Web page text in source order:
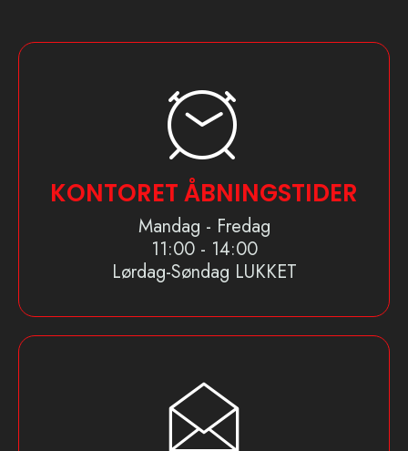
KONTORET ÅBNINGSTIDER
Mandag - Fredag
11:00 - 14:00
Lørdag-Søndag LUKKET